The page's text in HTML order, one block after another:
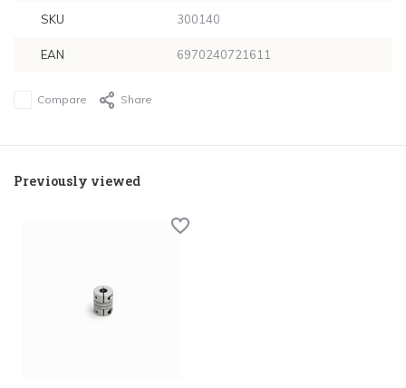
SKU 300140
EAN 6970240721611
Compare Share
Previously viewed